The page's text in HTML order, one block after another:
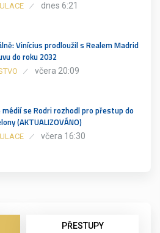
dnes 6:21
Vinícius prodloužil s Realem Madrid
do roku 2032
včera 20:09
médií se Rodri rozhodl pro přestup do
(AKTUALIZOVÁNO)
včera 16:30
PŘESTUPY